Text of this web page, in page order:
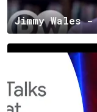
Jimmy